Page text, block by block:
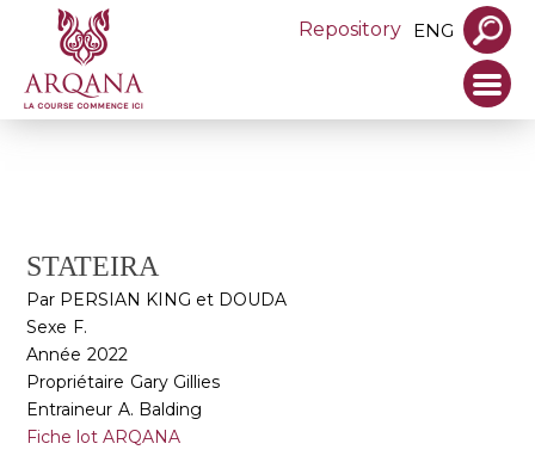
Repository ENG
STATEIRA
Par PERSIAN KING et DOUDA
Sexe F.
Année 2022
Propriétaire Gary Gillies
Entraineur A. Balding
Fiche lot ARQANA